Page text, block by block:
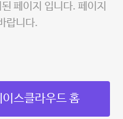
페이지 입니다. 페이지
랍니다.
이스클라우드 홈